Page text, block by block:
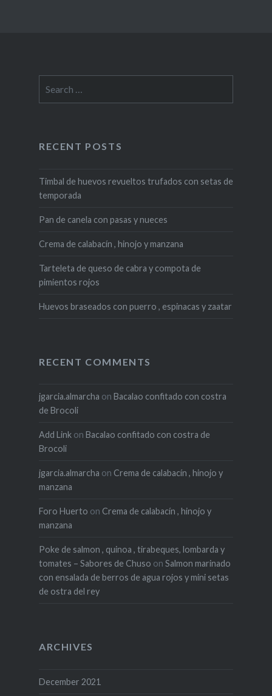
for:
RECENT POSTS
Timbal de huevos revueltos trufados con setas de
temporada
Pan de canela con pasas y nueces
Crema de calabacín , hinojo y manzana
Tarteleta de queso de cabra y compota de
pimientos rojos
Huevos braseados con puerro , espinacas y zaatar
RECENT COMMENTS
jgarcia.almarcha on Bacalao confitado con costra
de Brocoli
Add Linkon Bacalao confitado con costra de
Brocoli
jgarcia.almarcha on Crema de calabacín , hinojo y
manzana
Foro Huerto on Crema de calabacín , hinojo y
manzana
Poke de salmon , quinoa , tirabeques, lombarda y
tomates – Sabores de Chuso on Salmon marinado
con ensalada de berros de agua rojos y mini setas
de ostra del rey
ARCHIVES
December 2021